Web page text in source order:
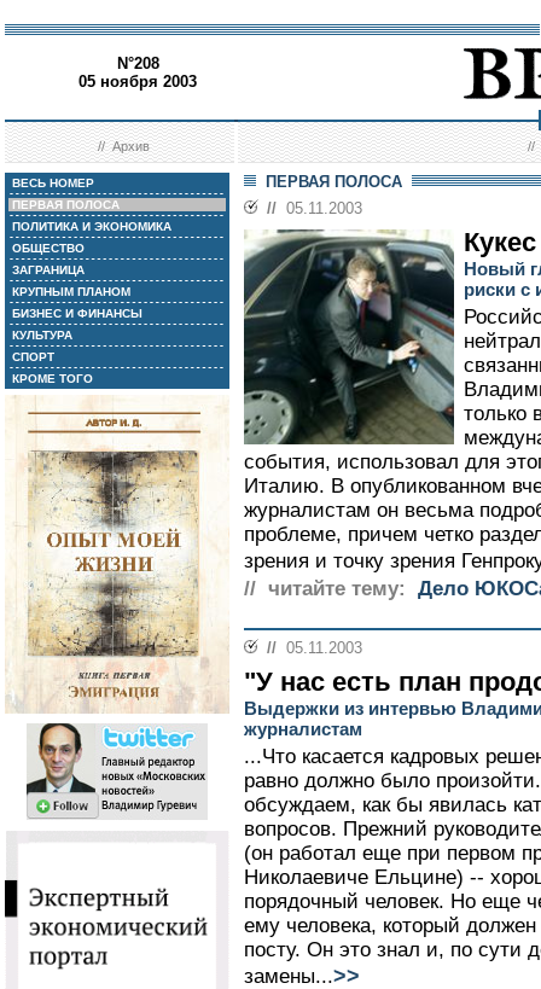
N°208
05 ноября 2003
//Архив //
ВЕСЬ НОМЕР
ПЕРВАЯ ПОЛОСА
ПОЛИТИКА И ЭКОНОМИКА
ОБЩЕСТВО
ЗАГРАНИЦА
КРУПНЫМ ПЛАНОМ
БИЗНЕС И ФИНАНСЫ
КУЛЬТУРА
СПОРТ
КРОМЕ ТОГО
ПЕРВАЯ ПОЛОСА
// 05.11.2003
Новый
риски с
только
события, использовал для
Италию. В опубликованном
журналистам он весьма
проблеме, причем четко
зрения и точку зрения
// читайте тему:
Дело
// 05.11.2003
"У нас есть план
Выдержки из интервью
журналистам
...Что касается кадровых
равно должно было
обсуждаем, как бы явилась
вопросов. Прежний
(он работал еще при первом
Николаевиче Ельцине) --
порядочный человек. Но еще
ему человека, который
посту. Он это знал и, по сути
замены...>>